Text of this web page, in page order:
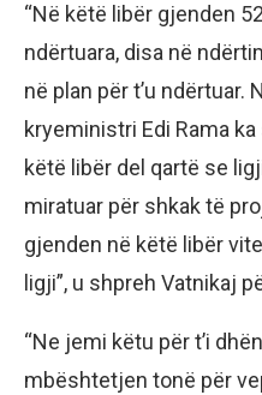
“Në këtë libër gjenden
ndërtuara, disa në
në plan për t’u ndërtuar.
kryeministri Edi Rama
këtë libër del qartë se
miratuar për shkak të
gjenden në këtë libër
ligji”, u shpreh Vatnikaj
“Ne jemi këtu për t’i
mbështetjen tonë për